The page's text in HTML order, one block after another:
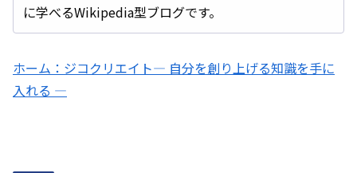
に学べるWikipedia型ブログです。
ホーム：ジコクリエイト― 自分を創り上げる知識を手に
入れる ―